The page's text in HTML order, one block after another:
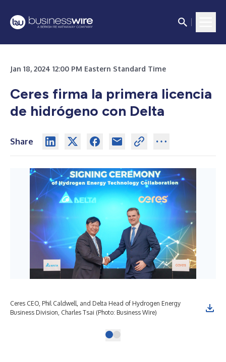
Jan 18, 2024 12:00 PM Eastern Standard Time
Ceres firma la primera licencia
de hidrógeno con Delta
Share
Ceres CEO, Phil Caldwell, and Delta Head of Hydrogen Energy
Business Division, Charles Tsai (Photo: Business Wire)